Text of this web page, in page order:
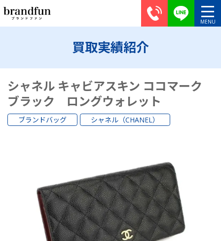
買取実績紹介
シャネル キャビアスキン ココマーク
ブラック ロングウォレット
ブランドバッグ シャネル（CHANEL）